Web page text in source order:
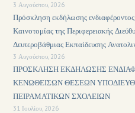
3 Αυγούστου, 2026
Πρόσκληση εκδήλωσης
Καινοτομίας της Περιφερειακής
Δευτεροβάθμιας Εκπαίδευσης
3 Αυγούστου, 2026
ΠΡΟΣΚΛΗΣΗ ΕΚΔΗΛΩΣΗΣ
ΚΕΝΩΘΕΙΣΩΝ ΘΕΣΕΩΝ
ΠΕΙΡΑΜΑΤΙΚΩΝ ΣΧΟΛΕΙΩΝ
31 Ιουλίου, 2026